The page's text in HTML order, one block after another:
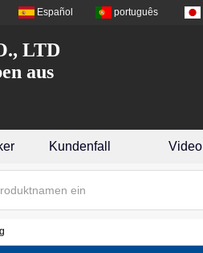
Español português
LTD
aus
Kundenfall Video